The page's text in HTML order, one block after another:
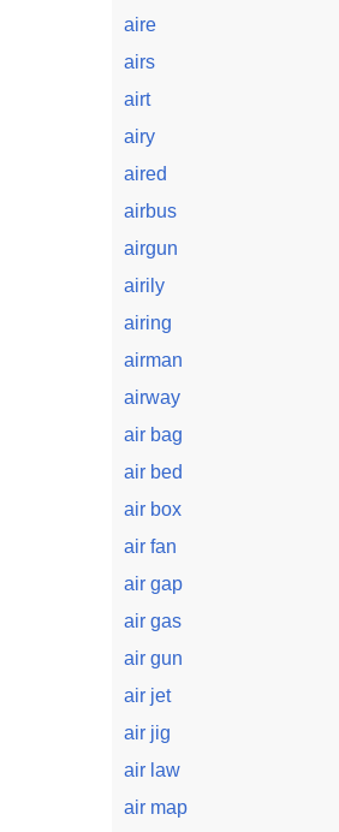
aire
airs
airt
airy
aired
airbus
airgun
airily
airing
airman
airway
air bag
air bed
air box
air fan
air gap
air gas
air gun
air jet
air jig
air law
air map